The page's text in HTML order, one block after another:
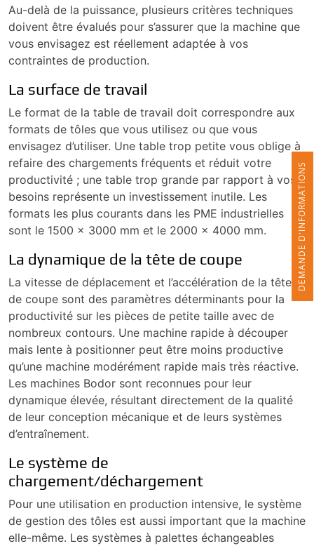
Au-delà de la puissance, plusieurs critères techniques
doivent être évalués pour s’assurer que la machine que
vous envisagez est réellement adaptée à vos
contraintes de production.
La surface de travail
Le format de la table de travail doit correspondre aux
formats de tôles que vous utilisez ou que vous
envisagez d’utiliser. Une table trop petite vous oblige à
refaire des chargements fréquents et réduit votre
productivité ; une table trop grande par rapport à vos
besoins représente un investissement inutile. Les
formats les plus courants dans les PME industrielles
sont le 1500 x 3000 mm et le 2000 x 4000 mm.
La dynamique de la tête de coupe
La vitesse de déplacement et l’accélération de la tête
de coupe sont des paramètres déterminants pour la
productivité sur les pièces de petite taille avec de
nombreux contours. Une machine rapide à découper
mais lente à positionner peut être moins productive
qu’une machine modérément rapide mais très réactive.
Les machines Bodor sont reconnues pour leur
dynamique élevée, résultant directement de la qualité
de leur conception mécanique et de leurs systèmes
d’entraînement.
Le système de
chargement/déchargement
Pour une utilisation en production intensive, le système
de gestion des tôles est aussi important que la machine
elle-même. Les systèmes à palettes échangeables
DEMANDE D'INFORMATIONS